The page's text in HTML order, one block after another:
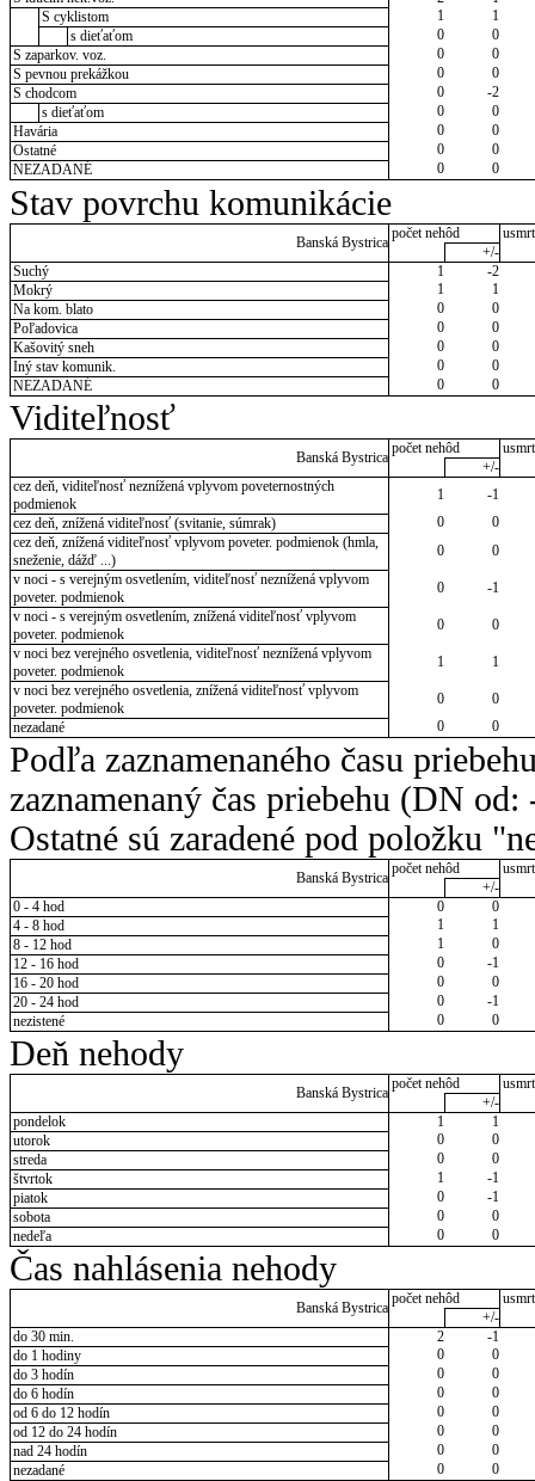
S cyklistom
1
1
s dieťaťom
0
0
S zaparkov. voz.
0
0
S pevnou prekážkou
0
0
S chodcom
0
-2
s dieťaťom
0
0
Havária
0
0
Ostatné
0
0
NEZADANÉ
0 0
Stav povrchu komunikácie
Banská Bystrica
počet nehôd
+/-
Suchý
1
-2
Mokrý
1
1
Na kom. blato
0
0
Poľadovica
0
0
Kašovitý sneh
0
0
Iný stav komunik.
0
0
NEZADANÉ
0 0
Viditeľnosť
Banská Bystrica
počet nehôd
+/-
cez deň, viditeľnosť neznížená vplyvom poveternostných
podmienok
1
-1
cez deň, znížená viditeľnosť (svitanie, súmrak)
0
0
cez deň, znížená viditeľnosť vplyvom poveter. podmienok (hmla,
sneženie, dážď ...)
0
0
v noci - s verejným osvetlením, viditeľnosť neznížená vplyvom
poveter. podmienok
0
-1
v noci - s verejným osvetlením, znížená viditeľnosť vplyvom
poveter. podmienok
0
0
v noci bez verejného osvetlenia, viditeľnosť neznížená vplyvom
poveter. podmienok
1
1
v noci bez verejného osvetlenia, znížená viditeľnosť vplyvom
poveter. podmienok
0
0
nezadané
0 0
Podľa zaznamenaného času
zaznamenaný čas priebehu (DN
Ostatné sú zaradené pod položku
Banská Bystrica
počet nehôd
+/-
0 - 4 hod
0
0
4 - 8 hod
1
1
8 - 12 hod
1
0
12 - 16 hod
0
-1
16 - 20 hod
0
0
20 - 24 hod
0
-1
nezistené
0 0
Deň nehody
Banská Bystrica
počet nehôd
+/-
pondelok
1
1
utorok
0
0
streda
0
0
štvrtok
1
-1
piatok
0
-1
sobota
0
0
nedeľa
0 0
Čas nahlásenia nehody
Banská Bystrica
počet nehôd
+/-
do 30 min.
2
-1
do 1 hodiny
0
0
do 3 hodín
0
0
do 6 hodín
0
0
od 6 do 12 hodín
0
0
od 12 do 24 hodín
0
0
nad 24 hodín
0
0
nezadané
0 0